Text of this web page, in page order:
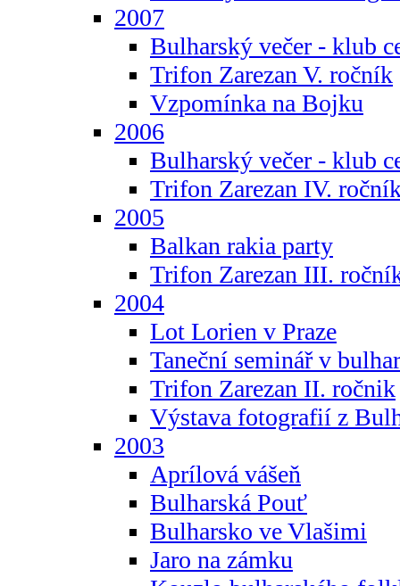
2007
Bulharský večer - klub
Trifon Zarezan V. ročník
Vzpomínka na Bojku
2006
Bulharský večer - klub
Trifon Zarezan IV.
2005
Balkan rakia party
Trifon Zarezan III.
2004
Lot Lorien v Praze
Taneční seminář v
Trifon Zarezan II. ročnik
Výstava fotografií z
2003
Aprílová vášeň
Bulharská Pouť
Bulharsko ve Vlašimi
Jaro na zámku